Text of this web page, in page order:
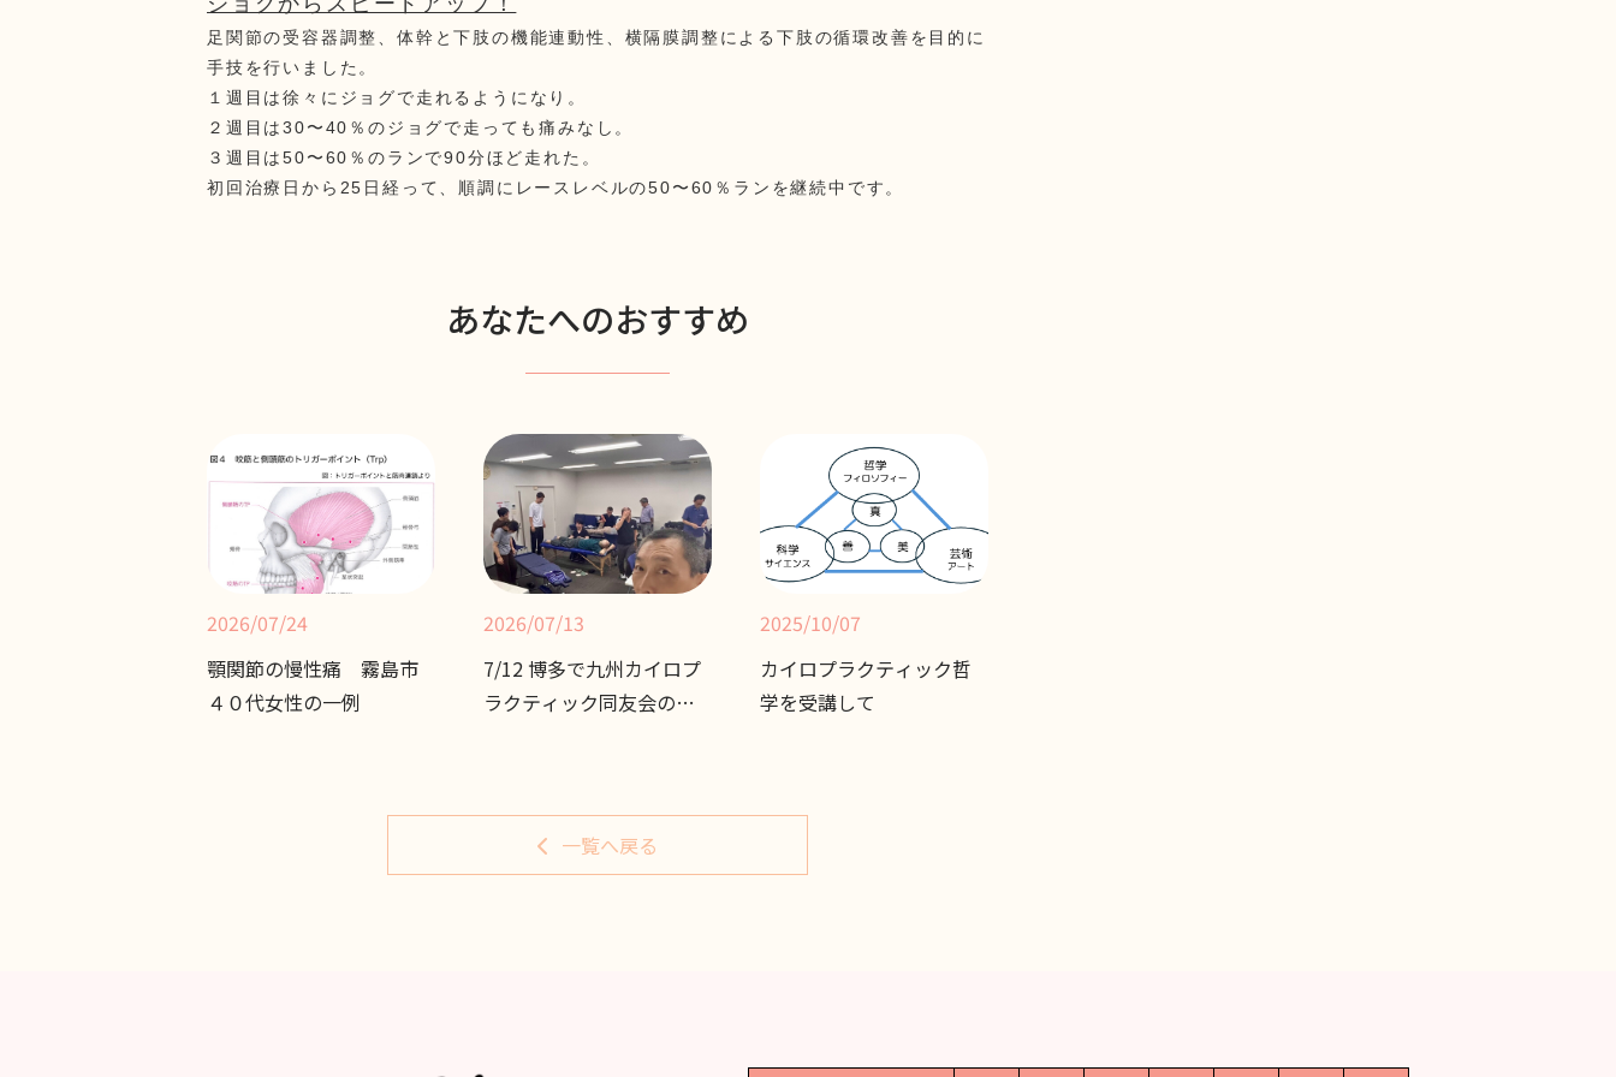
足関節の受容器調整、体幹と下肢の機能連動性、横隔膜調整による下肢の循環改善を目的に
手技を行いました。
１週目は徐々にジョグで走れるようになり。
２週目は30〜40％のジョグで走っても痛みなし。
３週目は50〜60％のランで90分ほど走れた。
初回治療日から25日経って、順調にレースレベルの50〜60％ランを継続中です。
あなたへのおすすめ
2026/07/24
顎関節の慢性痛 霧島市
４０代女性の一例
2026/07/13
7/12 博多で九州カイロプ
ラクティック同友会の勉
2025/10/07
カイロプラクティック哲
学を受講して
一覧へ戻る